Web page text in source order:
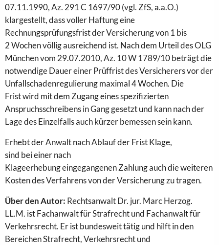
07.11.1990, Az. 291 C 1697/90 (vgl. ZfS,a.a.O.)
klargestellt, dass voller Haftungeine
RechnungsprüfungsfristderVersicherungvon 1 bis
2Wochenvöllig ausreichend ist. Nach dem Urteil des OLG
München vom 29.07.2010, Az. 10 W 1789/10 beträgt die
notwendige DauereinerPrüffrist des Versicherers vorder
Unfallschadenregulierung maximal 4Wochen. Die
Fristwird mit dem Zugang eines spezifizierten
Anspruchsschreibens in Gang gesetzt und kann nachder
Lage des Einzelfalls auch kürzer bemessen sein kann.
ErhebtderAnwalt nach AblaufderFrist Klage,
sind beieinernach
Klageerhebung eingegangenenZahlungauch die weiteren
Kosten des Verfahrens vonderVersicherungzutragen.
Über den Autor: Rechtsanwalt Dr. jur. Marc Herzog.
LL.M. ist Fachanwalt für Strafrecht und Fachanwalt für
Verkehrsrecht. Er ist bundesweit tätig und hilft in den
Bereichen Strafrecht, Verkehrsrecht und